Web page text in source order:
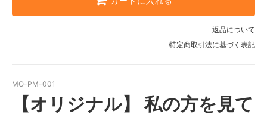
返品について
特定商取引法に基づく表記
MO-PM-001
【オリジナル】 私の方を見て